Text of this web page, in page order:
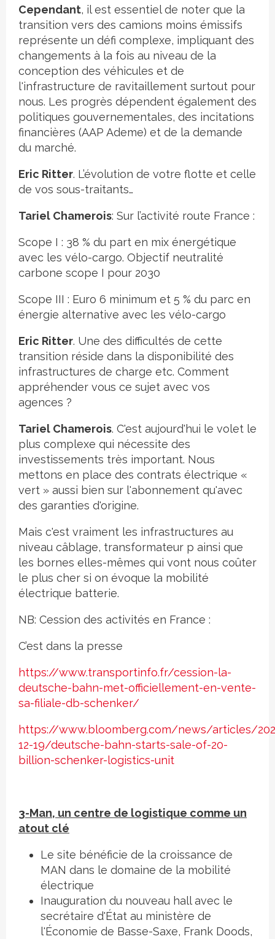
Cependant, il est essentiel de noter que la
transition vers des camions moins émissifs
représente un défi complexe, impliquant des
changements à la fois au niveau de la
conception des véhicules et de
l'infrastructure de ravitaillement surtout pour
nous. Les progrès dépendent également des
politiques gouvernementales, des incitations
financières (AAP Ademe) et de la demande
du marché.
Eric Ritter. L’évolution de votre flotte et celle
de vos sous-traitants…
Tariel Chamerois: Sur l’activité route France :
Scope I : 38 % du part en mix énergétique
avec les vélo-cargo. Objectif neutralité
carbone scope I pour 2030
Scope III : Euro 6 minimum et 5 % du parc en
énergie alternative avec les vélo-cargo
Eric Ritter. Une des difficultés de cette
transition réside dans la disponibilité des
infrastructures de charge etc. Comment
appréhender vous ce sujet avec vos
agences ?
Tariel Chamerois. C'est aujourd'hui le volet le
plus complexe qui nécessite des
investissements très important. Nous
mettons en place des contrats électrique «
vert » aussi bien sur l'abonnement qu'avec
des garanties d'origine.
Mais c'est vraiment les infrastructures au
niveau câblage, transformateur p ainsi que
les bornes elles-mêmes qui vont nous coûter
le plus cher si on évoque la mobilité
électrique batterie.
NB: Cession des activités en France :
C’est dans la presse
https://www.transportinfo.fr/cession-la-
deutsche-bahn-met-officiellement-en-vente-
sa-filiale-db-schenker/
https://www.bloomberg.com/news/articles/
12-19/deutsche-bahn-starts-sale-of-20-
billion-schenker-logistics-unit
3-Man, un centre de logistique comme un
atout clé
Le site bénéficie de la croissance de
MAN dans le domaine de la mobilité
électrique
Inauguration du nouveau hall avec le
secrétaire d'État au ministère de
l'Économie de Basse-Saxe, Frank Doods,